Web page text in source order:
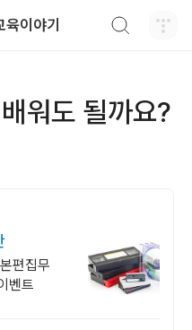
이야기
워도 될까요?
편집무
벤트